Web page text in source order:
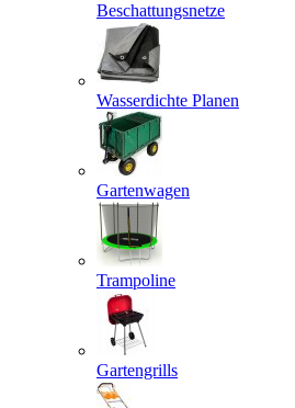
Beschattungsnetze
Wasserdichte Planen
Gartenwagen
Trampoline
Gartengrills